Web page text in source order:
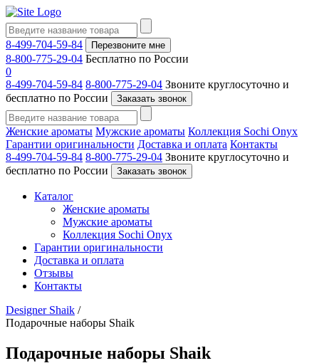
8-499-704-59-84 Перезвоните мне
8-800-775-29-04 Бесплатно по России
0
8-499-704-59-84 8-800-775-29-04 Звоните круглосуточно и
бесплатно по России
Заказать звонок
Женские ароматы Мужские ароматы Коллекция Sochi Onyx
Гарантии оригинальности Доставка и оплата Контакты
8-499-704-59-84 8-800-775-29-04 Звоните круглосуточно и
бесплатно по России
Заказать звонок
Каталог
Женские ароматы
Мужские ароматы
Коллекция Sochi Onyx
Гарантии оригинальности
Доставка и оплата
Отзывы
Контакты
Designer Shaik /
Подарочные наборы Shaik
Подарочные наборы Shaik